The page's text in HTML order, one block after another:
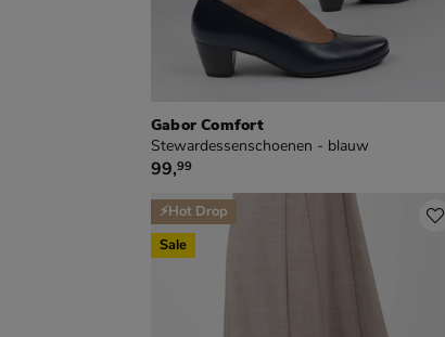
Gabor Comfort
Stewardessenschoenen - blauw
€ 99,99
99,99
⚡Hot Drop
Sale